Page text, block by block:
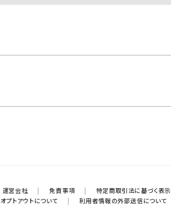
運営会社 | 免責事項 | 特定商取引法に基づく表示
オプトアウトについて
| 利用者情報の外部送信について